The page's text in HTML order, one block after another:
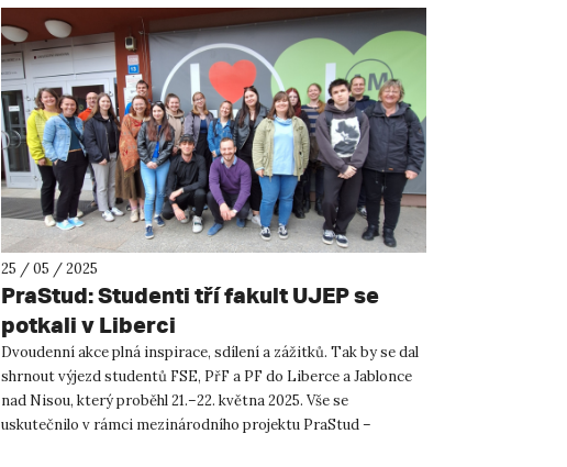
25 / 05 / 2025
PraStud: Studenti tří fakult UJEP se
potkali v Liberci
Dvoudenní akce plná inspirace, sdílení a zážitků. Tak by se dal
shrnout výjezd studentů FSE, PřF a PF do Liberce a Jablonce
nad Nisou, který proběhl 21.–22. května 2025. Vše se
uskutečnilo v rámci mezinárodního projektu PraStud –